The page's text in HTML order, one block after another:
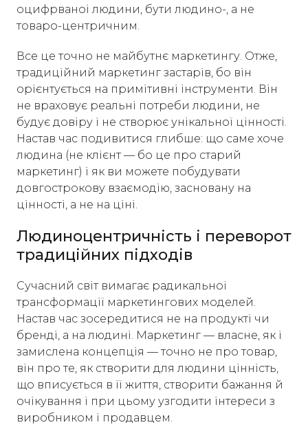
оцифрваноі людини, бути людино-, а не
товаро-центричним.
Все це точно не майбутнє маркетингу. Отже,
традиційний маркетинг застарів, бо він
орієнтується на примітивні інструменти. Він
не враховує реальні потреби людини, не
будує довіру і не створює унікальної цінності.
Настав час подивитися глибше: що саме хоче
людина (не клієнт — бо це про старий
маркетинг) і як ви можете побудувати
довгострокову взаємодію, засновану на
цінності, а не на ціні.
Людиноцентричність і переворот
традиційних підходів
Сучасний світ вимагає радикальної
трансформації маркетингових моделей.
Настав час зосередитися не на продукті чи
бренді, а на людині. Маркетинг — власне, як і
замислена концепція — точно не про товар,
він про те, як створити для людини цінність,
що вписується в її життя, створити бажання й
очікування і при цьому узгодити інтереси з
виробником і продавцем.